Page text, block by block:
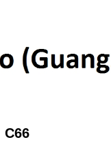
C66